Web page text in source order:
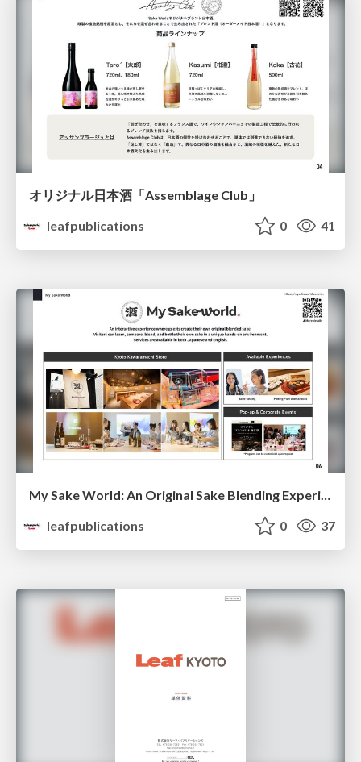
オリジナル日本酒「Assemblage Club」
leafpublications
0 41
My Sake World: An Original Sake Blending Experience
leafpublications
0 37